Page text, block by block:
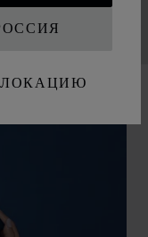
ЛОКАЦИЮ
и цвета.